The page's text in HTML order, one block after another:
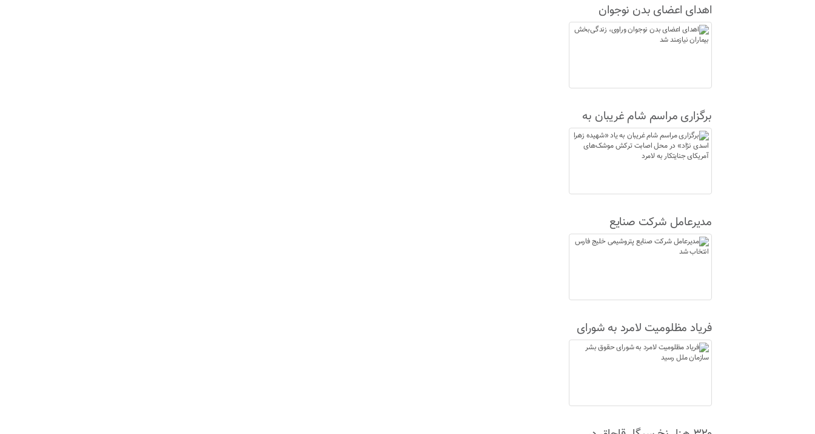
اهدای اعضای بدن نوجوان
وراوی، زندگی‌بخش بیماران
نیازمند شد
برگزاری مراسم شام غریبان به
یاد «شهیده زهرا اسدی نژاد» در
محل اصابت ترکش موشک‌های
مدیرعامل شرکت صنایع
پتروشیمی خلیج فارس انتخاب
شد
فریاد مظلومیت لامرد به شورای
حقوق بشر سازمان ملل رسید